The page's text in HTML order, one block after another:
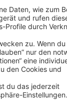
different